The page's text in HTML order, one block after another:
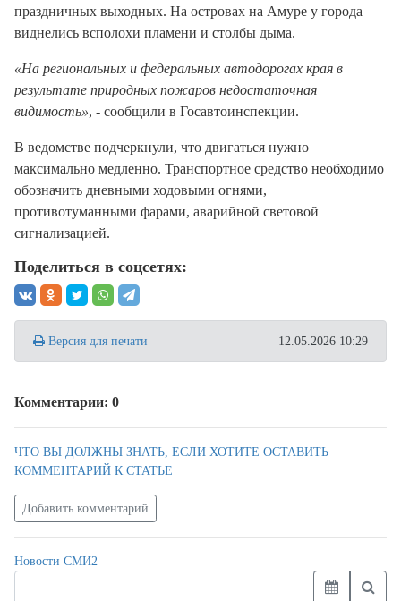
праздничных выходных. На островах на Амуре у города
виднелись всполохи пламени и столбы дыма.
«На региональных и федеральных автодорогах края в
результате природных пожаров недостаточная
видимость», - сообщили в Госавтоинспекции.
В ведомстве подчеркнули, что двигаться нужно
максимально медленно. Транспортное средство необходимо
обозначить дневными ходовыми огнями,
противотуманными фарами, аварийной световой
сигнализацией.
Поделиться в соцсетях:
Версия для печати 12.05.2026 10:29
Комментарии: 0
ЧТО ВЫ ДОЛЖНЫ ЗНАТЬ, ЕСЛИ ХОТИТЕ ОСТАВИТЬ
КОММЕНТАРИЙ К СТАТЬЕ
Добавить комментарий
Новости СМИ2